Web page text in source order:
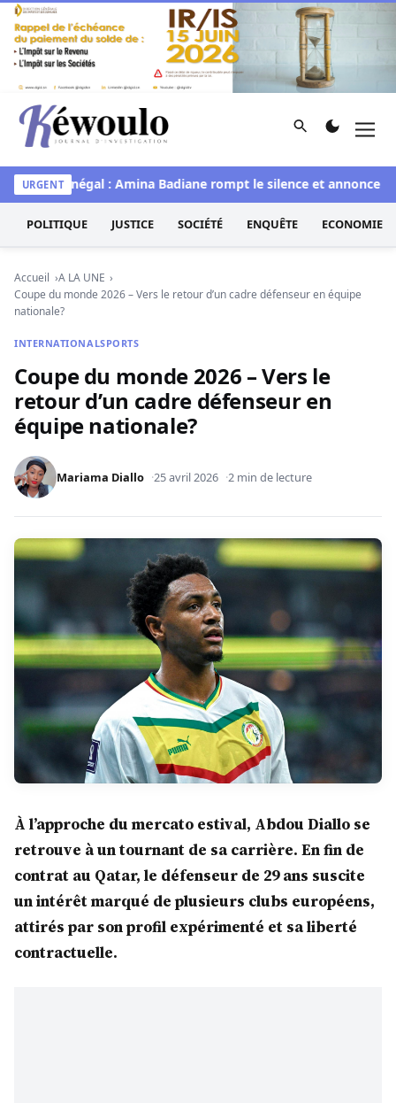
Aller au contenu
Kéwoulo, le premier site d'information et d'investigation
Rechercher
URGENT
Miss Sénégal : Amina Badiane rompt le silence et annonce une
POLITIQUE JUSTICE SOCIÉTÉ ENQUÊTE ECONOMIE
Accueil
A LA UNE
Coupe du monde 2026 – Vers le retour d’un cadre défenseur en équipe
nationale?
INTERNATIONALSPORTS
Coupe du monde 2026 – Vers le
retour d’un cadre défenseur en
équipe nationale?
Mariama Diallo 25 avril 2026 2 min de lecture
À l’approche du mercato estival, Abdou Diallo se
retrouve à un tournant de sa carrière. En fin de
contrat au Qatar, le défenseur de 29 ans suscite
un intérêt marqué de plusieurs clubs européens,
attirés par son profil expérimenté et sa liberté
contractuelle.